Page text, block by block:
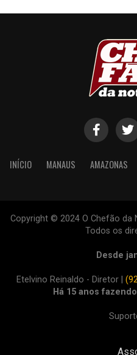
INÍCIO MANAUS AMAZONAS
Copyright © 2024 O Chefão da
Todos os
Desde
Etelvino Reinaldo - Diretor |
Há 15 anos